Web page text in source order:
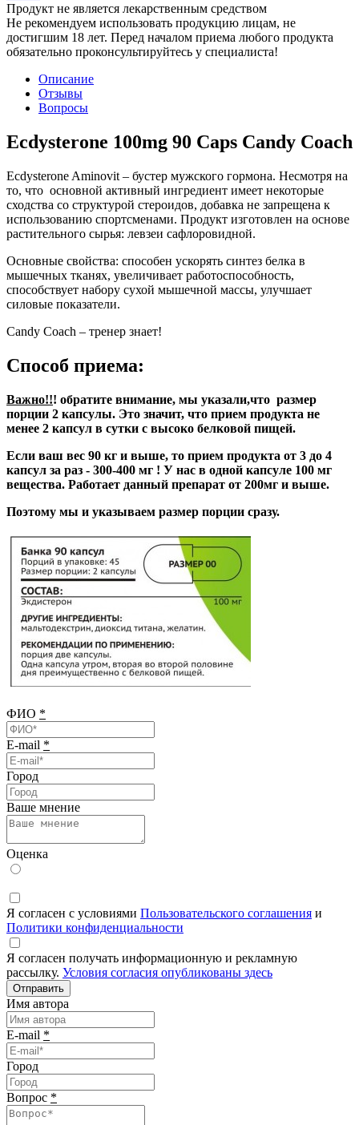
Продукт не является лекарственным средством
Не рекомендуем использовать продукцию лицам, не
достигшим 18 лет. Перед началом приема любого продукта
обязательно проконсультируйтесь у специалиста!
Описание
Отзывы
Вопросы
Ecdysterone 100mg 90 Caps Candy Coach
Ecdysterone Aminovit – бустер мужского гормона. Несмотря на
то, что основной активный ингредиент имеет некоторые
сходства со структурой стероидов, добавка не запрещена к
использованию спортсменами. Продукт изготовлен на основе
растительного сырья: левзеи сафлоровидной.
Основные свойства: способен ускорять синтез белка в
мышечных тканях, увеличивает работоспособность,
способствует набору сухой мышечной массы, улучшает
силовые показатели.
Candy Coach – тренер знает!
Способ приема:
Важно!!! обратите внимание, мы указали,что размер
порции 2 капсулы. Это значит, что прием продукта не
менее 2 капсул в сутки с высоко белковой пищей.
Если ваш вес 90 кг и выше, то прием продукта от 3 до 4
капсул за раз - 300-400 мг ! У нас в одной капсуле 100 мг
вещества. Работает данный препарат от 200мг и выше.
Поэтому мы и указываем размер порции сразу.
ФИО *
E-mail *
Город
Ваше мнение
Оценка
Я согласен с условиями Пользовательского соглашения и
Политики конфиденциальности
Я согласен получать информационную и рекламную
рассылку. Условия согласия опубликованы здесь
Отправить
Имя автора
E-mail *
Город
Вопрос *